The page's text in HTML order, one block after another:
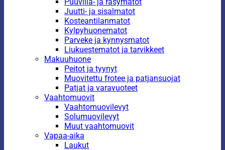
Juutti- ja sisalmatot
Kosteantilanmatot
Kylpyhuonematot
Parveke ja kynnysmatot
Liukuestematot ja tarvikkeet
Makuuhuone
Peitot ja tyynyt
Muovitettu frotee ja patjansuojat
Patjat ja varavuoteet
Vaahtomuovit
Vaahtomuovilevyt
Solumuovilevyt
Muut vaahtomuovit
Vapaa-aika
Laukut